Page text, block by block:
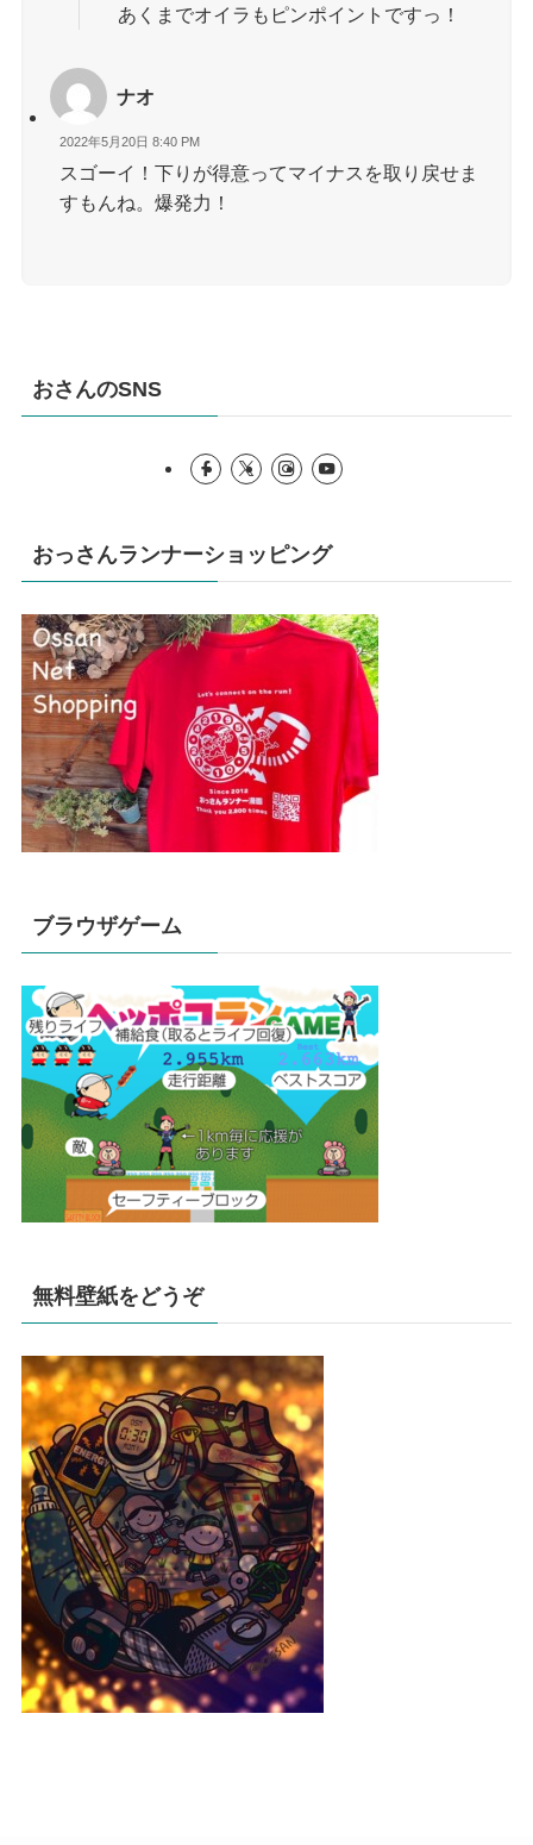
あくまでオイラもピンポイントですっ！
ナオ
2022年5月20日 8:40 PM
スゴーイ！下りが得意ってマイナスを取り戻せま
すもんね。爆発力！
おさんのSNS
おっさんランナーショッピング
ブラウザゲーム
無料壁紙をどうぞ